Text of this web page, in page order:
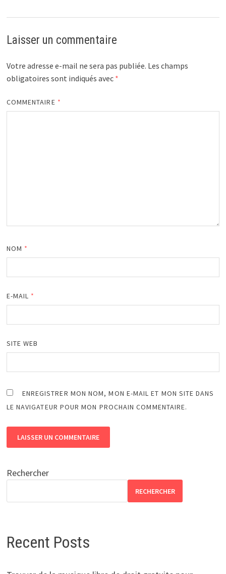
Laisser un commentaire
Votre adresse e-mail ne sera pas publiée. Les champs
obligatoires sont indiqués avec *
COMMENTAIRE *
NOM *
E-MAIL *
SITE WEB
ENREGISTRER MON NOM, MON E-MAIL ET MON SITE DANS
LE NAVIGATEUR POUR MON PROCHAIN COMMENTAIRE.
Rechercher
RECHERCHER
Recent Posts